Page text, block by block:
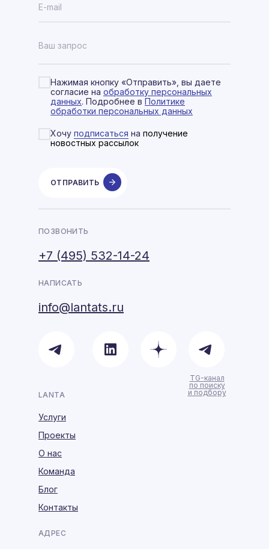
Нажимая кнопку «Отправить», вы даете
согласие на обработку персональных
данных. Подробнее в Политике
обработки персональных данных
Хочу подписаться на получение
новостных рассылок
LANTA
ОТПРАВИТЬ
АДРЕС
ПОЗВОНИТЬ
НАПИСАТЬ
+7 (495) 532-14-24
info@lantats.ru
О нас
Команда
Услуги
Проекты
Блог
Контакты
TG-канал
по поиску
и подбору